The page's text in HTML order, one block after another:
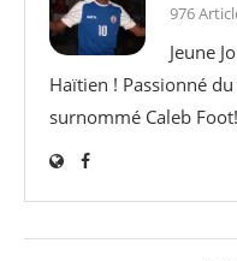
976
Jeune
Haïtien ! Passionné
surnommé Caleb Foot!